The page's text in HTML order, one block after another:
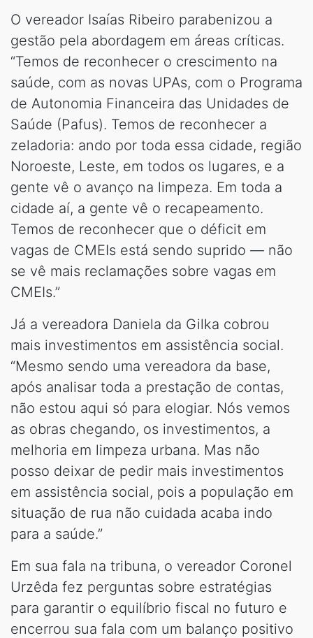
O vereador Isaías Ribeiro parabenizou a
gestão pela abordagem em áreas críticas.
“Temos de reconhecer o crescimento na
saúde, com as novas UPAs, com o Programa
de Autonomia Financeira das Unidades de
Saúde (Pafus). Temos de reconhecer a
zeladoria: ando por toda essa cidade, região
Noroeste, Leste, em todos os lugares, e a
gente vê o avanço na limpeza. Em toda a
cidade aí, a gente vê o recapeamento.
Temos de reconhecer que o déficit em
vagas de CMEIs está sendo suprido — não
se vê mais reclamações sobre vagas em
CMEIs.”
Já a vereadora Daniela da Gilka cobrou
mais investimentos em assistência social.
“Mesmo sendo uma vereadora da base,
após analisar toda a prestação de contas,
não estou aqui só para elogiar. Nós vemos
as obras chegando, os investimentos, a
melhoria em limpeza urbana. Mas não
posso deixar de pedir mais investimentos
em assistência social, pois a população em
situação de rua não cuidada acaba indo
para a saúde.”
Em sua fala na tribuna, o vereador Coronel
Urzêda fez perguntas sobre estratégias
para garantir o equilíbrio fiscal no futuro e
encerrou sua fala com um balanço positivo